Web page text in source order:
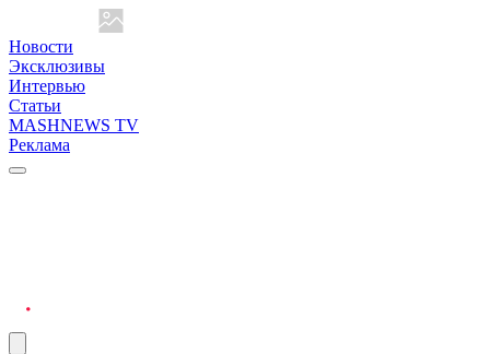
Новости
Эксклюзивы
Интервью
Статьи
MASHNEWS TV
Реклама